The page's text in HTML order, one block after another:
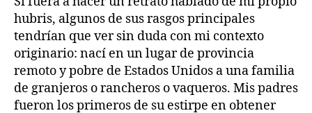
hubris, algunos de sus rasgos principales
tendrían que ver sin duda con mi contexto
originario: nací en un lugar de provincia
remoto y pobre de Estados Unidos a una familia
de granjeros o rancheros o vaqueros. Mis padres
fueron los primeros de su estirpe en obtener